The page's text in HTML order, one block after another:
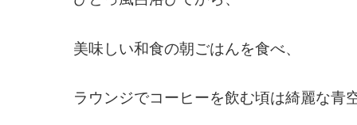
美味しい和食の朝ごはんを食べ、
ラウンジでコーヒーを飲む頃は綺麗な青